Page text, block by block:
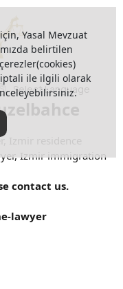
Izmir residence
Izmir immigration
contact us.
lawyer
Select Language
Yasal Mevzuat
belirtilen
iptali ile ilgili olarak